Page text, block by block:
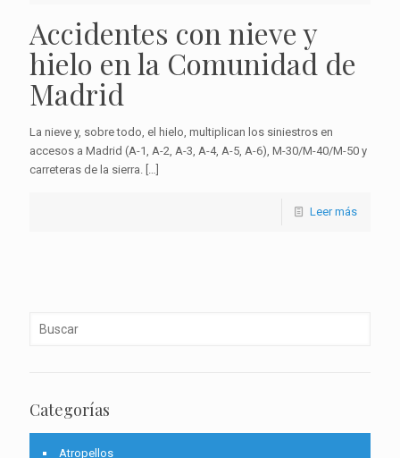
Accidentes con nieve y
hielo en la Comunidad de
Madrid
La nieve y, sobre todo, el hielo, multiplican los siniestros en
accesos a Madrid (A-1, A-2, A-3, A-4, A-5, A-6), M-30/M-40/M-50 y
carreteras de la sierra.
Leer más
Categorías
Atropellos